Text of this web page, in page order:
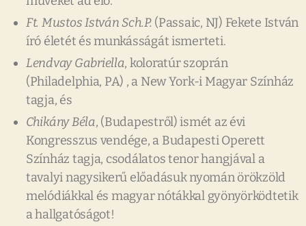
Ft. MustosIstván Sch.P. (Passaic, NJ) Fekete István
író életét és munkásságát ismerteti.
Lendvay Gabriella, koloratúr szoprán
(Philadelphia, PA) , a New York-i Magyar Színház
tagja, és
ChikányBéla, (Budapestről) ismét az évi
Kongresszus vendége, a Budapesti Operett
Színház tagja, csodálatos tenor hangjával a
tavalyi nagysikerű előadásuk nyomán örökzöld
melódiákkal és magyar nótákkal gyönyörködtetik
a hallgatóságot!